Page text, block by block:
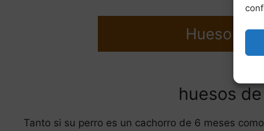
Huesos
huesos
Tanto si su perro es un cachorro de 6 meses